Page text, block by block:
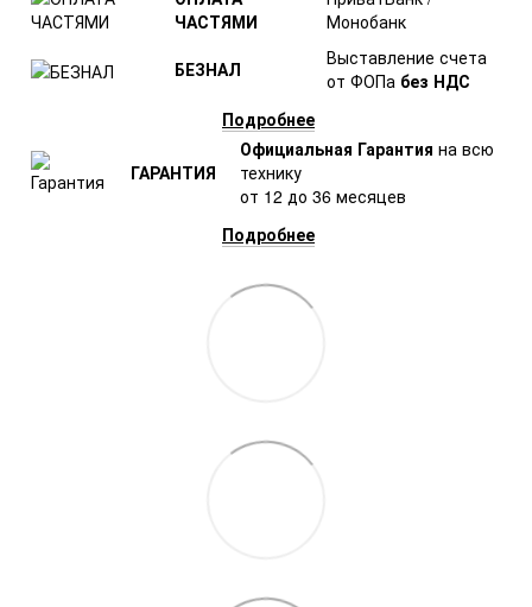
ЧАСТЯМИ
Монобанк
БЕЗНАЛ
Выставление счета
от ФОПа без НДС
Подробнее
ГАРАНТИЯ
Официальная Гарантия на всю
технику
от 12 до 36 месяцев
Подробнее